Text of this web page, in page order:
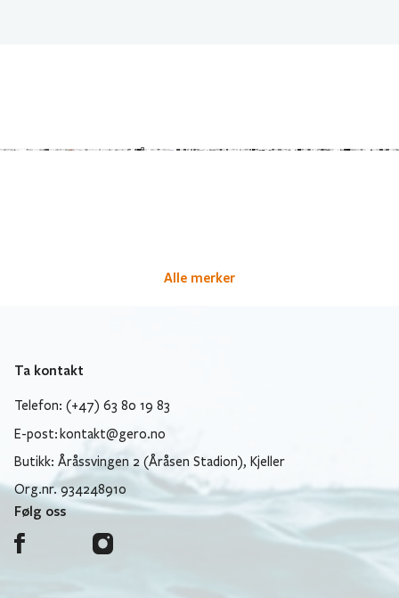
Alle merker
Ta kontakt
Telefon: (+47) 63 80 19 83
E-post: kontakt@gero.no
Butikk: Åråssvingen 2 (Åråsen Stadion), Kjeller
Org.nr. 934248910
Følg oss